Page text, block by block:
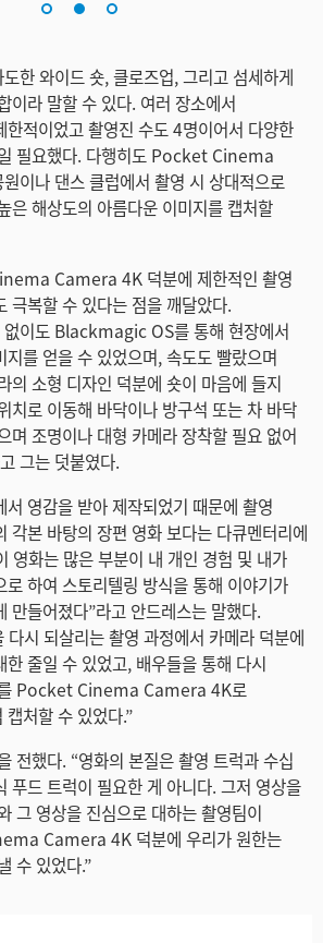
한 와이드 숏, 클로즈업, 그리고 섬세하게
이라 말할 수 있다. 여러 장소에서
한적이었고 촬영진 수도 4명이어서 다양한
필요했다. 다행히도 Pocket Cinema
이나 댄스 클럽에서 촬영 시 상대적으로
은 해상도의 아름다운 이미지를 캡처할
Camera 4K 덕분에 제한적인 촬영
극복할 수 있다는 점을 깨달았다.
없이도 Blackmagic OS를 통해 현장에서
지를 얻을 수 있었으며, 속도도 빨랐으며
의 소형 디자인 덕분에 숏이 마음에 들지
치로 이동해 바닥이나 방구석 또는 차 바닥
며 조명이나 대형 카메라 장착할 필요 없어
그는 덧붙였다.
서 영감을 받아 제작되었기 때문에 촬영
각본 바탕의 장편 영화 보다는 다큐멘터리에
영화는 많은 부분이 내 개인 경험 및 내가
로 하여 스토리텔링 방식을 통해 이야기가
만들어졌다”라고 안드레스는 말했다.
다시 되살리는 촬영 과정에서 카메라 덕분에
한 줄일 수 있었고, 배우들을 통해 다시
를 Pocket Cinema Camera 4K로
처할 수 있었다.”
전했다. “영화의 본질은 촬영 트럭과 수십
푸드 트럭이 필요한 게 아니다. 그저 영상을
그 영상을 진심으로 대하는 촬영팀이
Camera 4K 덕분에 우리가 원한는
수 있었다.”